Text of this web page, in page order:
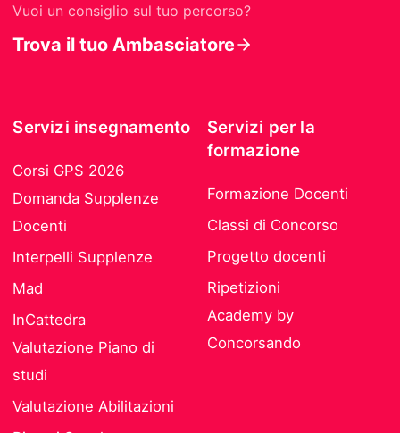
Vuoi un consiglio sul tuo percorso?
Trova il tuo Ambasciatore
Servizi insegnamento
Corsi GPS 2026
Domanda Supplenze
Docenti
Interpelli Supplenze
Mad
InCattedra
Valutazione Piano di
studi
Valutazione Abilitazioni
Servizi per la
formazione
Formazione Docenti
Classi di Concorso
Progetto docenti
Ripetizioni
Academy by
Concorsando